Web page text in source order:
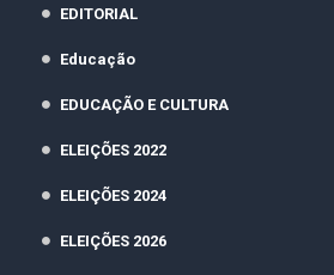
EDITORIAL
Educação
EDUCAÇÃO E CULTURA
ELEIÇÕES 2022
ELEIÇÕES 2024
ELEIÇÕES 2026